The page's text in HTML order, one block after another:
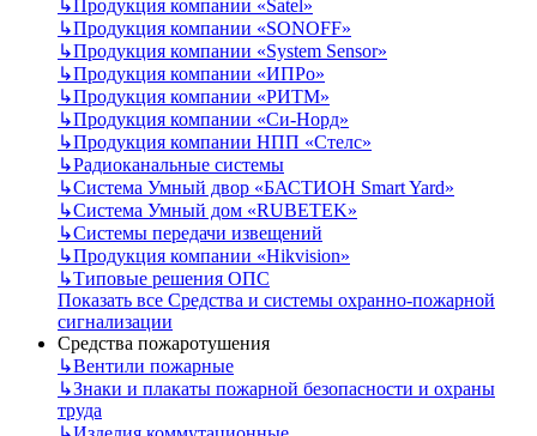
↳Продукция компании «Satel»
↳Продукция компании «SONOFF»
↳Продукция компании «System Sensor»
↳Продукция компании «ИПРо»
↳Продукция компании «РИТМ»
↳Продукция компании «Си-Норд»
↳Продукция компании НПП «Стелс»
↳Радиоканальные системы
↳Система Умный двор «БАСТИОН Smart Yard»
↳Система Умный дом «RUBETEK»
↳Системы передачи извещений
↳Продукция компании «Hikvision»
↳Типовые решения ОПС
Показать все Средства и системы охранно-пожарной
сигнализации
Средства пожаротушения
↳Вентили пожарные
↳Знаки и плакаты пожарной безопасности и охраны
труда